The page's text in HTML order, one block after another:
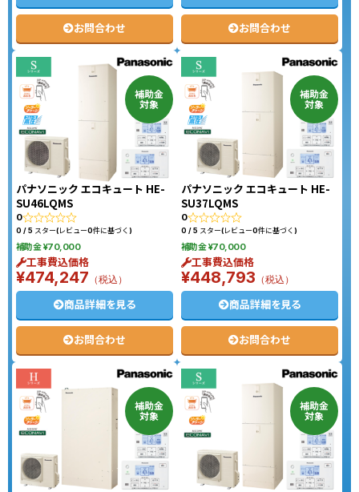
お問合わせ お問合わせ
補助金
対象
パナソニック エコキュート HE-
SU46LQMS
0
0 / 5 スター(レビュー0件に基づく)
補助金 ¥70,000
工事費込価格
¥474,247 （税込）
商品詳細を見る
お問合わせ
補助金
対象
パナソニック エコキュート HE-
SU37LQMS
0
0 / 5 スター(レビュー0件に基づく)
補助金 ¥70,000
工事費込価格
¥448,793 （税込）
商品詳細を見る
お問合わせ
補助金
対象
補助金
対象